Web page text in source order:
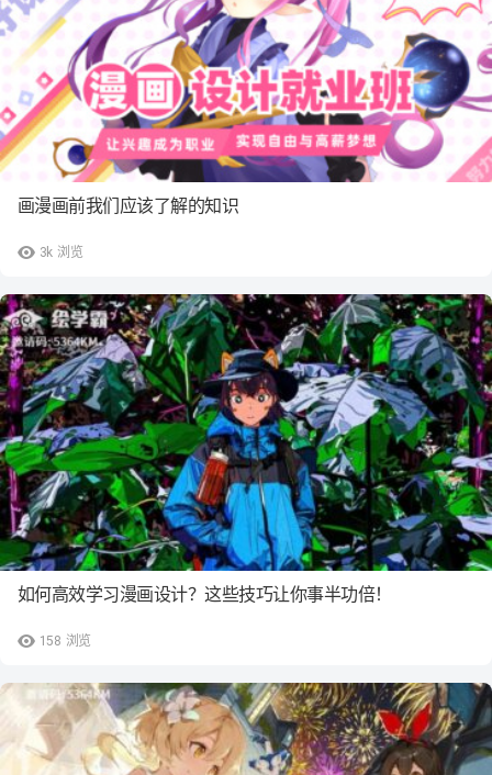
3k 浏览
画漫画前我们应该了解的知识
158 浏览
如何高效学习漫画设计？这些技巧让你事半功倍！